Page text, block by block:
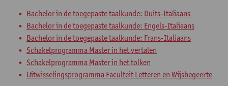
Bachelor in de toegepaste taalkunde: Duits-Italiaans
Bachelor in de toegepaste taalkunde: Engels-Italiaans
Bachelor in de toegepaste taalkunde: Frans-Italiaans
Schakelprogramma Master in het vertalen
Schakelprogramma Master in het tolken
Uitwisselingsprogramma Faculteit Letteren en Wijsbegeerte